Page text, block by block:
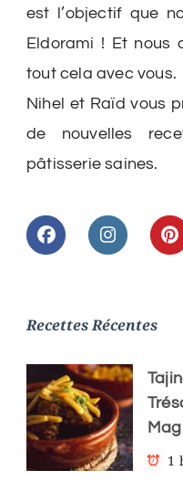
est l’objectif que
Eldorami ! Et nous
tout cela avec vous.
Nihel et Raïd vous
de nouvelles
pâtisserie saines.
Recettes Récentes
1